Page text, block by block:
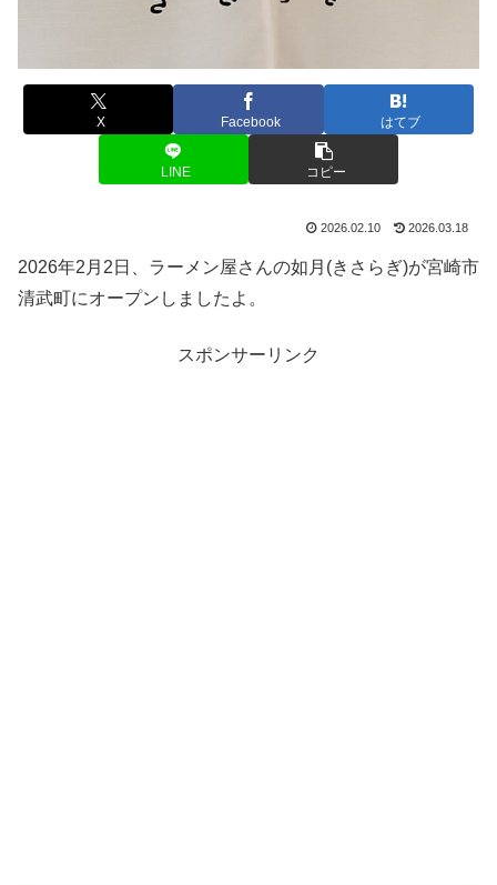
X Facebook はてブ
LINE コピー
2026.02.10 2026.03.18
2026年2月2日、ラーメン屋さんの如月(きさらぎ)が宮崎市
清武町にオープンしましたよ。
スポンサーリンク